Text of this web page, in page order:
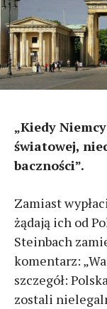
„Kiedy
światowej,
baczności”.
Zamiast
żądają ich od
Steinbach
komentarz:
szczegół:
zostali